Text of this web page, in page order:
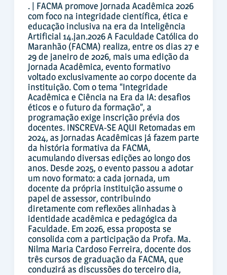
. | FACMA promove Jornada Acadêmica 2026
com foco na integridade científica, ética e
educação inclusiva na era da Inteligência
Artificial 14.jan.2026 A Faculdade Católica do
Maranhão (FACMA) realiza, entre os dias 27 e
29 de janeiro de 2026, mais uma edição da
Jornada Acadêmica, evento formativo
voltado exclusivamente ao corpo docente da
instituição. Com o tema “Integridade
Acadêmica e Ciência na Era da IA: desafios
éticos e o futuro da formação”, a
programação exige inscrição prévia dos
docentes. INSCREVA-SE AQUI Retomadas em
2024, as Jornadas Acadêmicas já fazem parte
da história formativa da FACMA,
acumulando diversas edições ao longo dos
anos. Desde 2025, o evento passou a adotar
um novo formato: a cada jornada, um
docente da própria instituição assume o
papel de assessor, contribuindo
diretamente com reflexões alinhadas à
identidade acadêmica e pedagógica da
Faculdade. Em 2026, essa proposta se
consolida com a participação da Profa. Ma.
Nilma Maria Cardoso Ferreira, docente dos
três cursos de graduação da FACMA, que
conduzirá as discussões do terceiro dia,